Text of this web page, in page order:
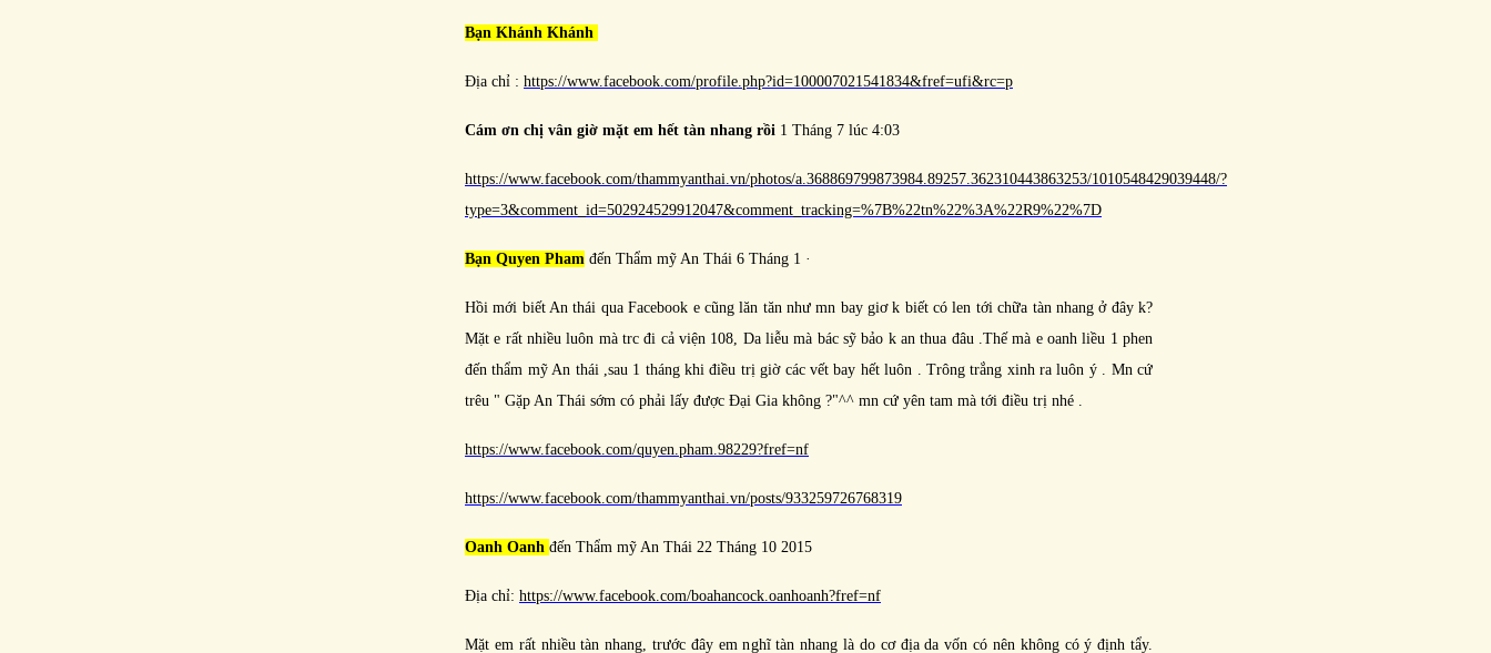
Bạn Khánh Khánh
Địa chỉ : https://www.facebook.com/profile.php?id=100007021541834&fref=ufi&rc=p
Cám ơn chị vân giờ mặt em hết tàn nhang rồi 1 Tháng 7 lúc 4:03
https://www.facebook.com/thammyanthai.vn/photos/a.368869799873984.89257.362310443863253/1010548429039448/?
type=3&comment_id=502924529912047&comment_tracking=%7B%22tn%22%3A%22R9%22%7D
Bạn Quyen Pham‎ đến Thẩm mỹ An Thái 6 Tháng 1 ·
Hồi mới biết An thái qua Facebook e cũng lăn tăn như mn bay giơ k biết có len tới chữa tàn nhang ở đây k?
Mặt e rất nhiều luôn mà trc đi cả viện 108, Da liễu mà bác sỹ bảo k an thua đâu .Thế mà e oanh liều 1 phen
đến thẩm mỹ An thái ,sau 1 tháng khi điều trị giờ các vết bay hết luôn . Trông trắng xinh ra luôn ý . Mn cứ
trêu " Gặp An Thái sớm có phải lấy được Đại Gia không ?"^^ mn cứ yên tam mà tới điều trị nhé .
https://www.facebook.com/quyen.pham.98229?fref=nf
https://www.facebook.com/thammyanthai.vn/posts/933259726768319
Oanh Oanh‎ đến Thẩm mỹ An Thái 22 Tháng 10 2015
Địa chỉ: https://www.facebook.com/boahancock.oanhoanh?fref=nf
Mặt em rất nhiều tàn nhang, trước đây em nghĩ tàn nhang là do cơ địa da vốn có nên không có ý định tẩy.